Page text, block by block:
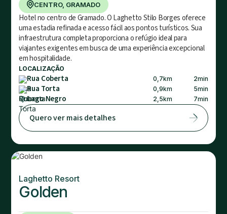
CENTRO, GRAMADO
Hotel no centro de Gramado. O Laghetto Stilo Borges oferece
uma estadia refinada e acesso fácil aos pontos turísticos. Sua
infraestrutura completa proporciona o refúgio ideal para
viajantes exigentes em busca de uma experiência excepcional
em hospitalidade.
LOCALIZAÇÃO
Rua Coberta 0,7km 2min
Rua Torta 0,9km 5min
Lago Negro 2,5km 7min
Quero ver mais detalhes
Laghetto Resort
Golden